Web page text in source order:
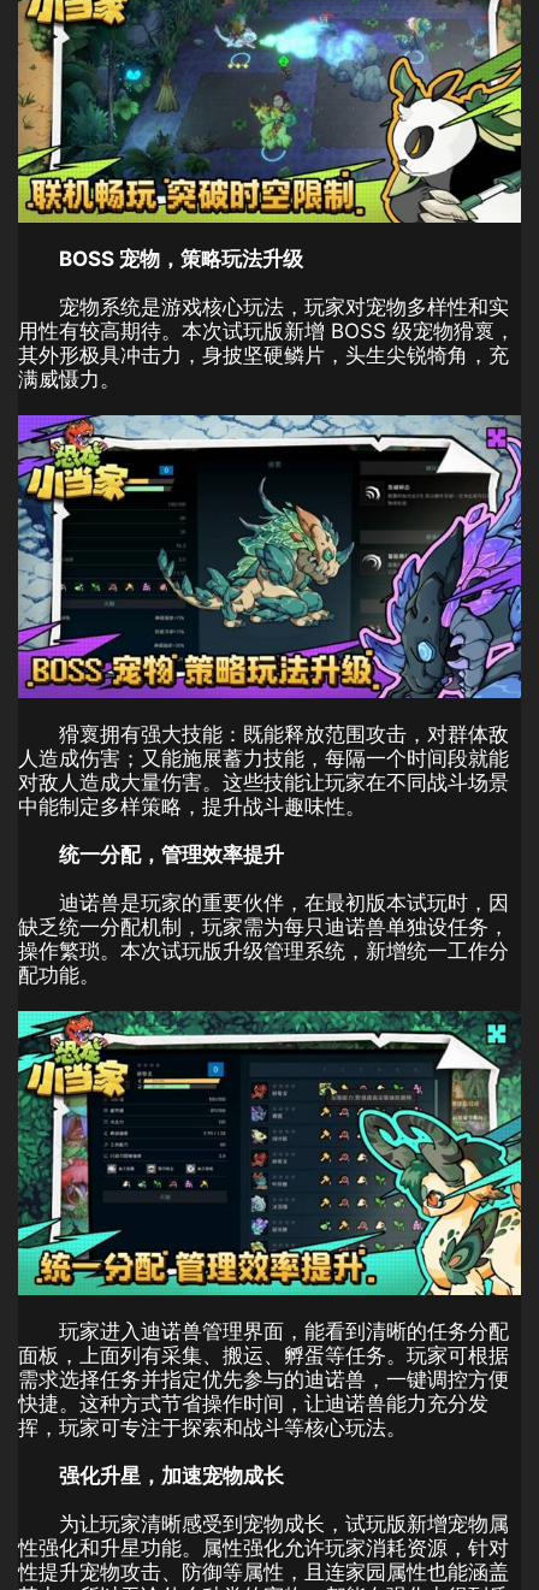
BOSS 宠物，策略玩法升级
宠物系统是游戏核心玩法，玩家对宠物多样性和实
用性有较高期待。本次试玩版新增 BOSS 级宠物猾褱，
其外形极具冲击力，身披坚硬鳞片，头生尖锐犄角，充
满威慑力。
猾褱拥有强大技能：既能释放范围攻击，对群体敌
人造成伤害；又能施展蓄力技能，每隔一个时间段就能
对敌人造成大量伤害。这些技能让玩家在不同战斗场景
中能制定多样策略，提升战斗趣味性。
统一分配，管理效率提升
迪诺兽是玩家的重要伙伴，在最初版本试玩时，因
缺乏统一分配机制，玩家需为每只迪诺兽单独设任务，
操作繁琐。本次试玩版升级管理系统，新增统一工作分
配功能。
玩家进入迪诺兽管理界面，能看到清晰的任务分配
面板，上面列有采集、搬运、孵蛋等任务。玩家可根据
需求选择任务并指定优先参与的迪诺兽，一键调控方便
快捷。这种方式节省操作时间，让迪诺兽能力充分发
挥，玩家可专注于探索和战斗等核心玩法。
强化升星，加速宠物成长
为让玩家清晰感受到宠物成长，试玩版新增宠物属
性强化和升星功能。属性强化允许玩家消耗资源，针对
性提升宠物攻击、防御等属性，且连家园属性也能涵盖